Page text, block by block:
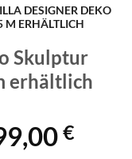
DESIGNER DEKO
ERHÄLTLICH
Skulptur
erhältlich
€